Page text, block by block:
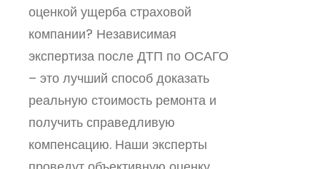
оценкой ущерба страховой
компании? Независимая
экспертиза после ДТП по ОСАГО
– это лучший способ доказать
реальную стоимость ремонта и
получить справедливую
компенсацию. Наши эксперты